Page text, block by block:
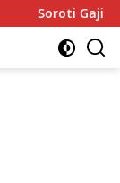
Tenaga Medis